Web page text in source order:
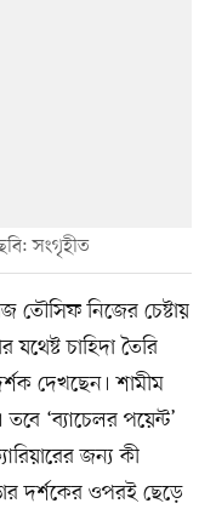
সংগৃহীত
নিজের চেষ্টায়
যথেষ্ট চাহিদা তৈরি
দেখছেন। শামীম
‘ব্যাচেলর পয়েন্ট’
জন্য কী
দর্শকের ওপরই ছেড়ে